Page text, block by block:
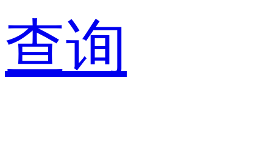
查询